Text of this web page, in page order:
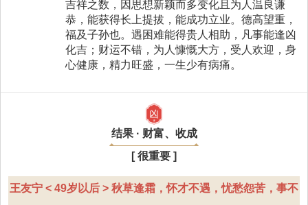
吉祥之数，因思想新颖而多变化且为人温良谦
恭，能获得长上提拔，能成功立业。德高望重，
福及子孙也。遇困难能得贵人相助，凡事能逢凶
化吉；财运不错，为人慷慨大方，受人欢迎，身
心健康，精力旺盛，一生少有病痛。
凶
结果 · 财富、收成
[ 很重要 ]
王友宁 < 49岁以后 > 秋草逢霜，怀才不遇，忧愁怨苦，事不